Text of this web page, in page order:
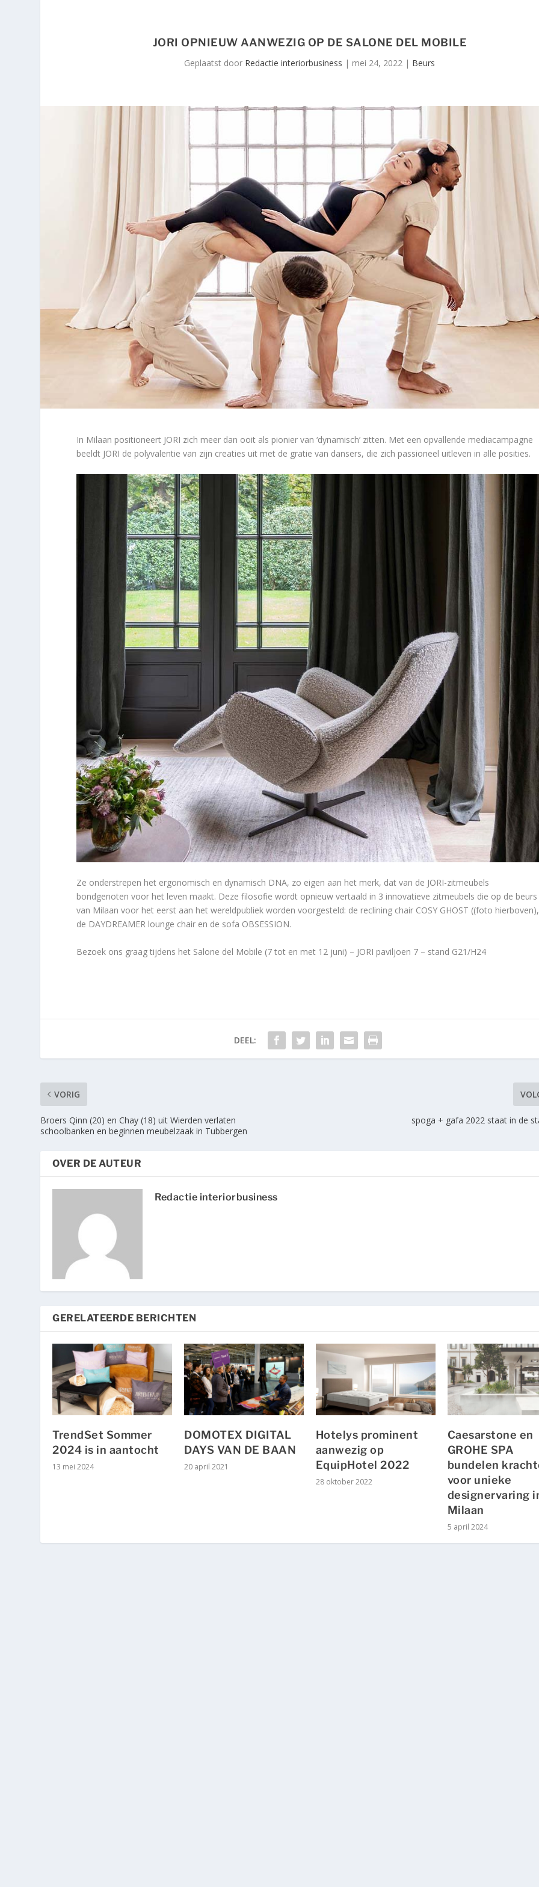
JORI OPNIEUW AANWEZIG OP DE SALONE DEL MOBILE
Geplaatst door Redactie interiorbusiness | mei 24, 2022 | Beurs
In Milaan positioneert JORI zich meer dan ooit als pionier van ‘dynamisch’ zitten. Met een opvallende mediacampagne
beeldt JORI de polyvalentie van zijn creaties uit met de gratie van dansers, die zich passioneel uitleven in alle posities.
Ze onderstrepen het ergonomisch en dynamisch DNA, zo eigen aan het merk, dat van de JORI-zitmeubels
bondgenoten voor het leven maakt. Deze filosofie wordt opnieuw vertaald in 3 innovatieve zitmeubels die op de beurs
van Milaan voor het eerst aan het wereldpubliek worden voorgesteld: de reclining chair COSY GHOST ((foto hierboven),
de DAYDREAMER lounge chair en de sofa OBSESSION.
Bezoek ons graag tijdens het Salone del Mobile (7 tot en met 12 juni) – JORI paviljoen 7 – stand G21/H24
DEEL:
VORIG
Broers Qinn (20) en Chay (18) uit Wierden verlaten
schoolbanken en beginnen meubelzaak in Tubbergen
spoga + gafa 2022 staat in de
OVER DE AUTEUR
Redactie interiorbusiness
GERELATEERDE BERICHTEN
TrendSet Sommer
2024 is in aantocht
13 mei 2024
DOMOTEX DIGITAL
DAYS VAN DE BAAN
20 april 2021
Hotelys prominent
aanwezig op
EquipHotel 2022
28 oktober 2022
Caesarstone en
GROHE SPA
bundelen
voor unieke
designervaring
Milaan
5 april 2024